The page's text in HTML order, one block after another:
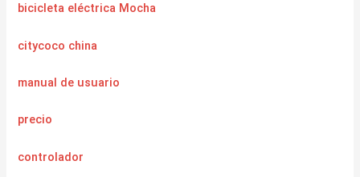
bicicleta eléctrica Mocha
citycoco china
manual de usuario
precio
controlador